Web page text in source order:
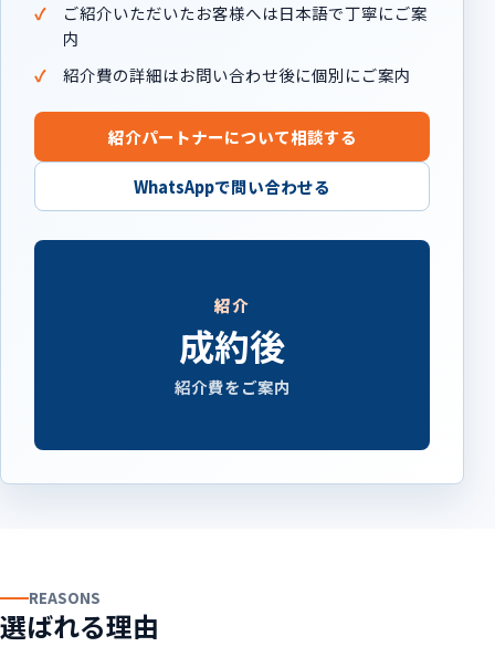
ご紹介いただいたお客様へは日本語で丁寧にご案
内
紹介費の詳細はお問い合わせ後に個別にご案内
紹介パートナーについて相談する
WhatsAppで問い合わせる
紹介
成約後
紹介費をご案内
REASONS
選ばれる理由